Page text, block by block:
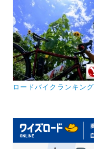
ロードバイクランキング